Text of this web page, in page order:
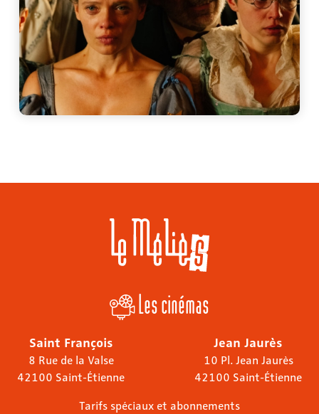
Les cinémas
Saint François
8 Rue de la Valse
42100 Saint-Étienne
Jean Jaurès
10 Pl. Jean Jaurès
42100 Saint-Étienne
Tarifs spéciaux et abonnements